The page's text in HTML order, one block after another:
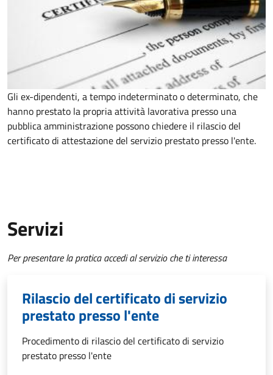
Gli ex-dipendenti, a tempo indeterminato o determinato, che
hanno prestato la propria attività lavorativa presso una
pubblica amministrazione possono chiedere il rilascio del
certificato di attestazione del servizio prestato presso l'ente.
Servizi
Per presentare la pratica accedi al servizio che ti interessa
Rilascio del certificato di servizio
prestato presso l'ente
Procedimento di rilascio del certificato di servizio
prestato presso l'ente